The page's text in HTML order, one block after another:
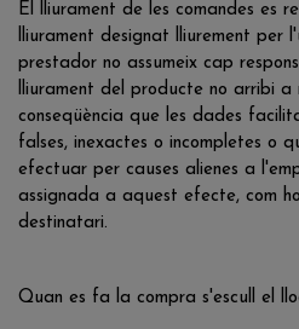
El lliurament de les comandes es
lliurament designat lliurement per
prestador no assumeix cap
lliurament del producte no arribi a
conseqüència que les dades
falses, inexactes o incompletes o
efectuar per causes alienes a
assignada a aquest efecte, com
destinatari.
Quan es fa la compra s'escull el